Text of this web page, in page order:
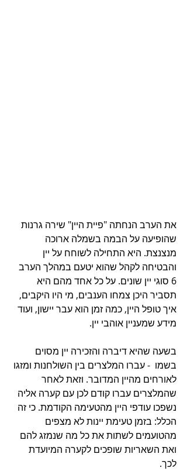
את הערב הנחתה "פיית היין" שירה גרנות
שהופיעה על הבמה בשמלה ארוכה
מנצנצת. היא התחילה לשוחח על יין
והבטיחה לקהל שהוא יטעם במהלך הערב
6 סוגי יין שונים. על כל אחד מהם היא
תסביר היכן צמחו הענבים, מי היו היקבים,
איך טופל היין, כמה זמן הוא עבר יישון, ועוד
מידע שמעניין אוהבי יין.
בשעה שהיא דיברה והזכירה יין מסוים
בשמו  - עברו המלצרים בין השולחנות ומזגו
לאורחים מהיין המדובר. וזאת לאחר
שהמלצרים עברו קודם לכן עם קערה אליה
נשפכו עודפי היין מהטעימה הקודמת. כי זה
הכלל: בזמן טעימת יינות לא מצפים
מהטועמים לשתות את כל מה שנמזג להם
ואת השאריות שופכים לקערה המיועדת
לכך.